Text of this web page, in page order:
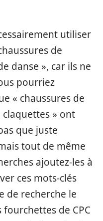
utiliser
de
danse », car ils ne
pourriez
« chaussures de
claquettes » ont
que juste
tout de même
ajoutez-les à
ces mots-clés
de recherche le
de CPC